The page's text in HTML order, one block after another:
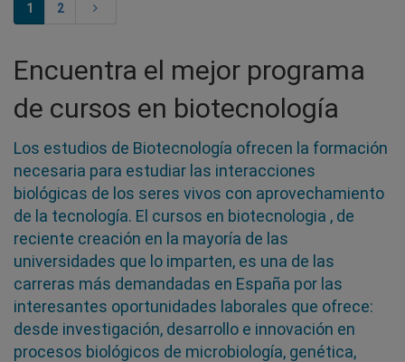
1 2
Encuentra el mejor programa
de cursos en biotecnología
Los estudios de Biotecnología ofrecen la formación
necesaria para estudiar las interacciones
biológicas de los seres vivos con aprovechamiento
de la tecnología. El cursos en biotecnologia , de
reciente creación en la mayoría de las
universidades que lo imparten, es una de las
carreras más demandadas en España por las
interesantes oportunidades laborales que ofrece:
desde investigación, desarrollo e innovación en
procesos biológicos de microbiología, genética,